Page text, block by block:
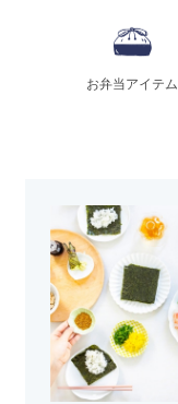
お弁当アイテム